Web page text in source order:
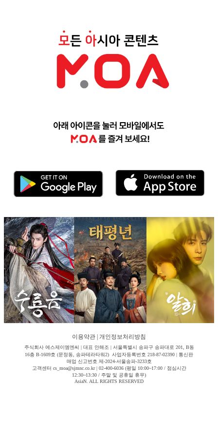
이용약관 개인정보처리방침
주식회사 에스제이엠엔씨 | 대표 안해조 | 서울특별시 송파구 송파대로 201, B동
16층 B-1609호 (문정동, 송파테라타워2) 사업자등록번호 218-87-02390 | 통신판
매업 신고번호 제-2024-서울송파-3233호
고객센터 cs_moa@sjmnc.co.kr | 02-400-6036 (평일 10:00~17:00 / 점심시간
12:30~13:30 / 주말 및 공휴일 휴무)
AsiaN. ALL RIGHTS RESERVED